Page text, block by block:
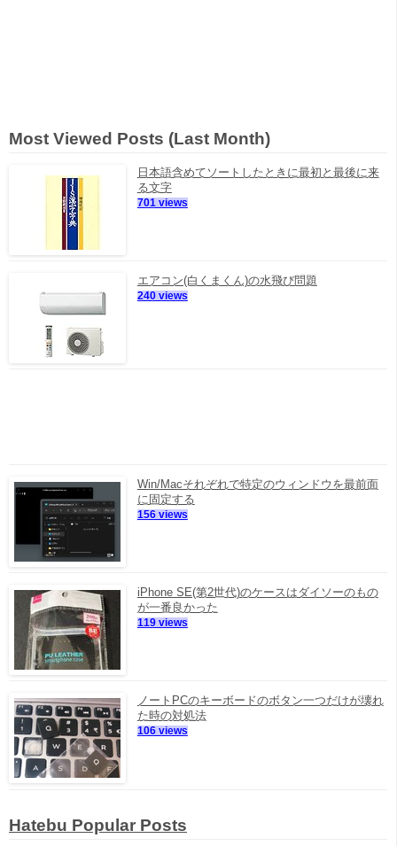
Most Viewed Posts (Last Month)
日本語含めてソートしたときに最初と最後に来
る文字
701 views
エアコン(白くまくん)の水飛び問題
240 views
Win/Macそれぞれで特定のウィンドウを最前面
に固定する
156 views
iPhone SE(第2世代)のケースはダイソーのもの
が一番良かった
119 views
ノートPCのキーボードのボタン一つだけが壊れ
た時の対処法
106 views
Hatebu Popular Posts